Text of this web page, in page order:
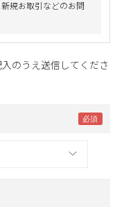
規お取引などのお問
のうえ送信してくださ